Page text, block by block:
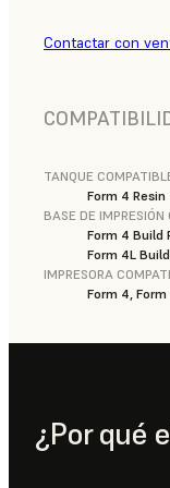
Contactar con
TANQUE
Form 4 Resin
BASE DE IMPRESIÓN
Form 4 Build
Form 4L
IMPRESORA
Form 4,
¿Por qué